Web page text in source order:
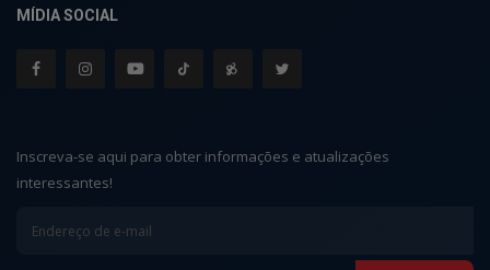
MÍDIA SOCIAL
Inscreva-se aqui para obter informações e atualizações
interessantes!